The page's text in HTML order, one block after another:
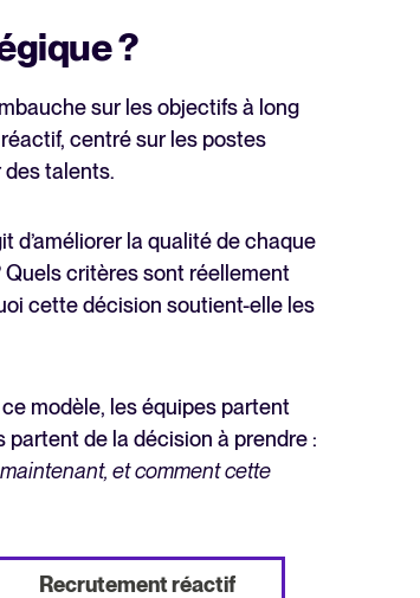
?
sur les objectifs à long
centré sur les postes
talents.
d’améliorer la qualité de chaque
critères sont réellement
cette décision soutient-elle les
modèle, les équipes partent
de la décision à prendre :
et comment cette
Recrutement réactif